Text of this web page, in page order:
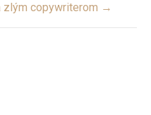
zlým copywriterom →